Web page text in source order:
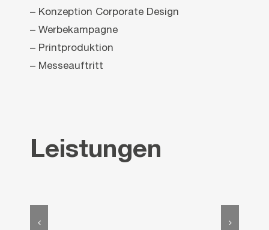
– Konzeption Corporate Design
– Werbekampagne
– Printproduktion
– Messeauftritt
Leistungen